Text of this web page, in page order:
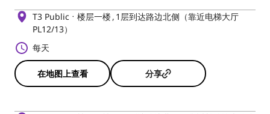
T3 Public 楼层一楼 1层到达路边北侧（靠近电梯大厅
PL12/13）
每天
在地图上查看 分享